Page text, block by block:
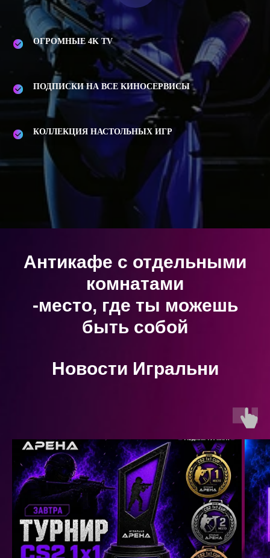
ОГРОМНЫЕ 4K TV
ПОДПИСКИ НА ВСЕ КИНОСЕРВИСЫ
КОЛЛЕКЦИЯ НАСТОЛЬНЫХ ИГР
Антикафе с отдельными
комнатами
-место, где ты можешь
быть собой
Новости Игральни